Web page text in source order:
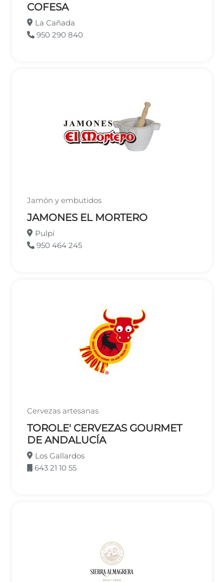
COFESA
La Cañada
950 290 840
Jamón y embutidos
JAMONES EL MORTERO
Pulpí
950 464 245
Cervezas artesanas
TOROLE' CERVEZAS GOURMET
DE ANDALUCÍA
Los Gallardos
643 21 10 55